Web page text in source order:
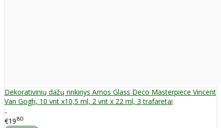
Dekorativinių dažų rinkinys Amos Glass Deco Masterpiece Vincent
Van Gogh, 10 vnt x10,5 ml, 2 vnt x 22 ml, 3 trafaretai
..
€1980